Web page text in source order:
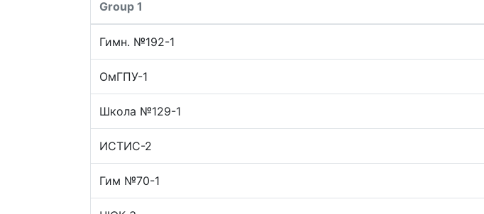
Group 1
Гимн. №192-1
ОмГПУ-1
Школа №129-1
ИСТИС-2
Гим №70-1